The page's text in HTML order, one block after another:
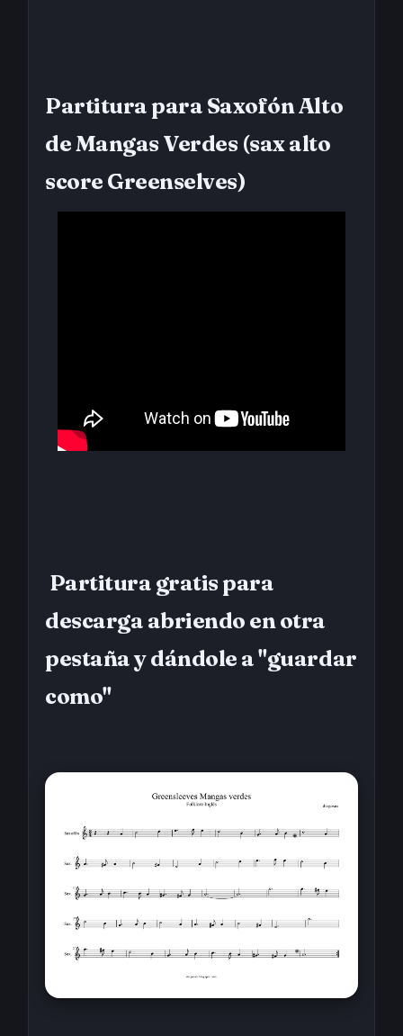
Partitura para Saxofón Alto
de Mangas Verdes (sax alto
score Greenselves)
Partitura gratis para
descarga abriendo en otra
pestaña y dándole a "guardar
como"